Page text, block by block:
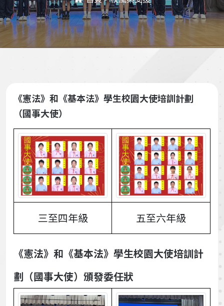
《憲法》和《基本法》學生校園大使培訓計劃
（國事大使）
三至四年級 五至六年級
《憲法》和《基本法》學生校園大使培訓計
劃（國事大使）頒發委任狀